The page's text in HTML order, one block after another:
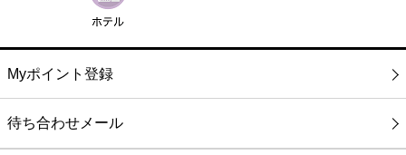
Myポイント登録
待ち合わせメール